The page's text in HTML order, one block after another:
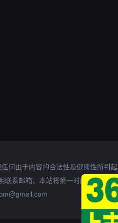
何由于内容的合法性及健康性所引起
联系邮箱，本站将第一时间处理。